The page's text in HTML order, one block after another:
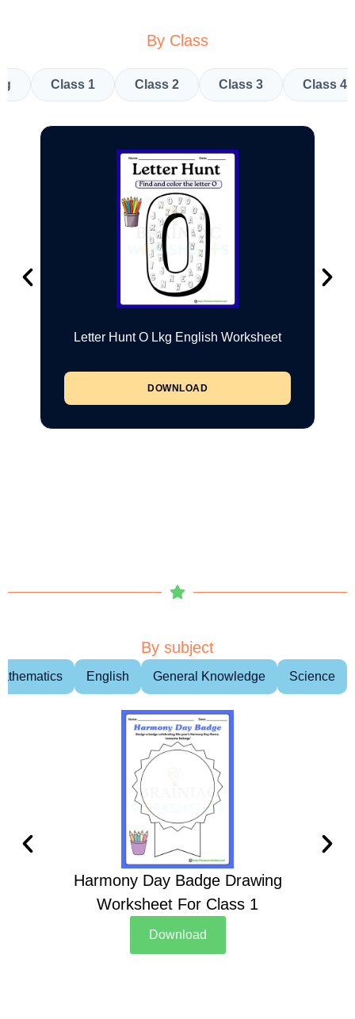
By Class
Class 1 Class 2 Class 3 Class 4
Letter Hunt O Lkg English Worksheet
DOWNLOAD
By subject
English General Knowledge Science
Harmony Day Badge Drawing
Worksheet For Class 1
Download